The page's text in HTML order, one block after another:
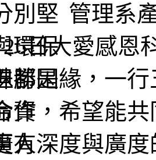
管理系
26日大愛感恩
勝因緣，一
作，希望能
有深度與廣